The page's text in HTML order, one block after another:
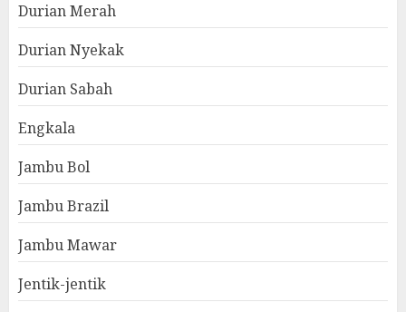
Durian Merah
Durian Nyekak
Durian Sabah
Engkala
Jambu Bol
Jambu Brazil
Jambu Mawar
Jentik-jentik